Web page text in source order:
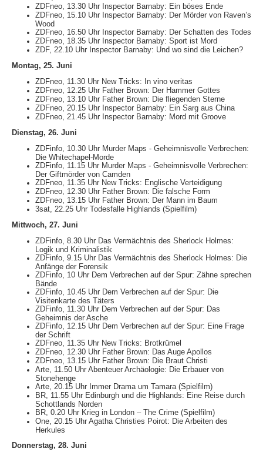
ZDFneo, 13.30 Uhr Inspector Barnaby: Ein böses Ende
ZDFneo, 15.10 Uhr Inspector Barnaby: Der Mörder von Raven’s
Wood
ZDFneo, 16.50 Uhr Inspector Barnaby: Der Schatten des Todes
ZDFneo, 18.35 Uhr Inspector Barnaby: Sport ist Mord
ZDF, 22.10 Uhr Inspector Barnaby: Und wo sind die Leichen?
Montag, 25. Juni
ZDFneo, 11.30 Uhr New Tricks: In vino veritas
ZDFneo, 12.25 Uhr Father Brown: Der Hammer Gottes
ZDFneo, 13.10 Uhr Father Brown: Die fliegenden Sterne
ZDFneo, 20.15 Uhr Inspector Barnaby: Ein Sarg aus China
ZDFneo, 21.45 Uhr Inspector Barnaby: Mord mit Groove
Dienstag, 26. Juni
ZDFinfo, 10.30 Uhr Murder Maps - Geheimnisvolle Verbrechen:
Die Whitechapel-Morde
ZDFinfo, 11.15 Uhr Murder Maps - Geheimnisvolle Verbrechen:
Der Giftmörder von Camden
ZDFneo, 11.35 Uhr New Tricks: Englische Verteidigung
ZDFneo, 12.30 Uhr Father Brown: Die falsche Form
ZDFneo, 13.15 Uhr Father Brown: Der Mann im Baum
3sat, 22.25 Uhr Todesfalle Highlands (Spielfilm)
Mittwoch, 27. Juni
ZDFinfo, 8.30 Uhr Das Vermächtnis des Sherlock Holmes:
Logik und Kriminalistik
ZDFinfo, 9.15 Uhr Das Vermächtnis des Sherlock Holmes: Die
Anfänge der Forensik
ZDFinfo, 10 Uhr Dem Verbrechen auf der Spur: Zähne sprechen
Bände
ZDFinfo, 10.45 Uhr Dem Verbrechen auf der Spur: Die
Visitenkarte des Täters
ZDFinfo, 11.30 Uhr Dem Verbrechen auf der Spur: Das
Geheimnis der Asche
ZDFinfo, 12.15 Uhr Dem Verbrechen auf der Spur: Eine Frage
der Schrift
ZDFneo, 11.35 Uhr New Tricks: Brotkrümel
ZDFneo, 12.30 Uhr Father Brown: Das Auge Apollos
ZDFneo, 13.15 Uhr Father Brown: Die Braut Christi
Arte, 11.50 Uhr Abenteuer Archäologie: Die Erbauer von
Stonehenge
Arte, 20.15 Uhr Immer Drama um Tamara (Spielfilm)
BR, 11.55 Uhr Edinburgh und die Highlands: Eine Reise durch
Schottlands Norden
BR, 0.20 Uhr Krieg in London – The Crime (Spielfilm)
One, 20.15 Uhr Agatha Christies Poirot: Die Arbeiten des
Herkules
Donnerstag, 28. Juni